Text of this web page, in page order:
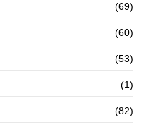
(69)
(60)
(53)
(1)
(82)